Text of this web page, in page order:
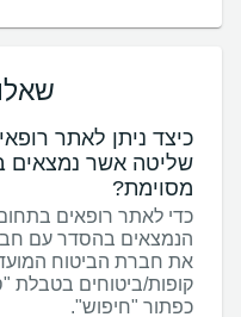
כיצד ניתן לאתר
שליטה אשר נמצאים
מסוימת?
כדי לאתר רופאים
הנמצאים בהסדר עם
את חברת הביטוח
קופות/ביטוחים בטבלת
כפתור "חיפוש".